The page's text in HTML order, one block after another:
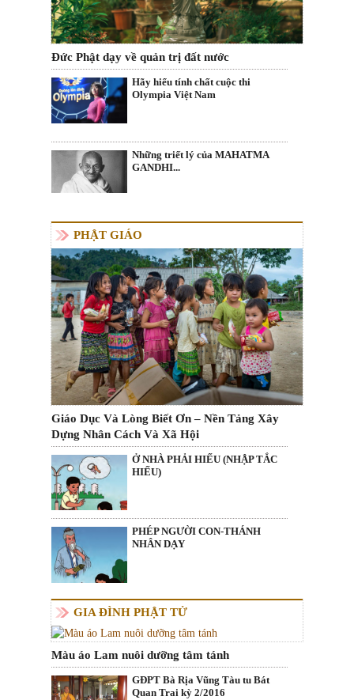
Đức Phật dạy về quản trị đất nước
Hãy hiểu tính chất cuộc thi
Olympia Việt Nam
Những triết lý của MAHATMA
GANDHI...
PHẬT GIÁO
Giáo Dục Và Lòng Biết Ơn – Nền Tảng Xây
Dựng Nhân Cách Và Xã Hội
Ở NHÀ PHẢI HIẾU (NHẬP TẮC
HIẾU)
PHÉP NGƯỜI CON-THÁNH
NHÂN DẠY
GIA ĐÌNH PHẬT TỬ
Màu áo Lam nuôi dưỡng tâm tánh
GĐPT Bà Rịa Vũng Tàu tu Bát
Quan Trai kỳ 2/2016